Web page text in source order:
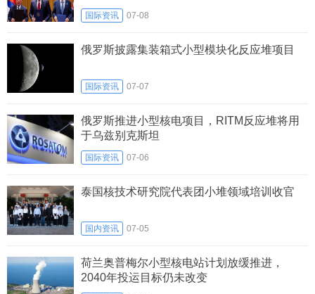
国际资讯 07-08
俄罗斯披露集装箱式小型模块化反应堆项目
国际资讯 07-07
俄罗斯推进小型核电项目，RITM反应堆将用
于乌兹别克斯坦
国际资讯 07-06
泰国核技术研究院代表团小堆领域培训收官
国内资讯 07-05
荷兰奥普梅尔小型核电站计划放缓推进，
2040年投运目标仍未改变